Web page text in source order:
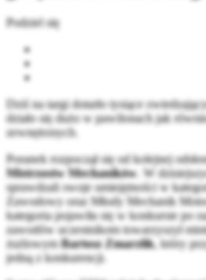
Podziel się
Dziś na targi dotarło tysiące
działo się dużo w pawilonach jak
zewnętrznych.
Poranek rozpoczął się od kolejnej
Mistrzostw Mechaników. W
sprawdzali swoje umiejętności w
Zawodowy oraz Młody Mechanik
kategoria pojawiła się w konkursie po
zawodów uczestnikom towarzyszył
żużlowymBartosz Zmarzlik, który
jedną z konkurencji.